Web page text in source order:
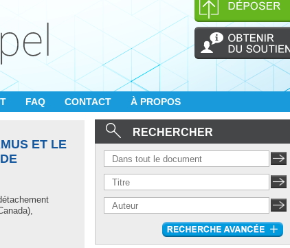
FAQ CONTACT À PROPOS
ET LE
RECHERCHER